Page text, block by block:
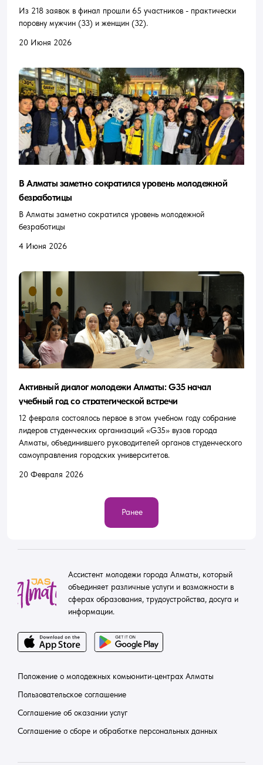
Из 218 заявок в финал прошли 65 участников - практически
поровну мужчин (33) и женщин (32).
20 Июня 2026
В Алматы заметно сократился уровень молодежной
безработицы
В Алматы заметно сократился уровень молодежной
безработицы
4 Июня 2026
Активный диалог молодежи Алматы: G35 начал
учебный год со стратегической встречи
12 февраля состоялось первое в этом учебном году собрание
лидеров студенческих организаций «G35» вузов города
Алматы, объединившего руководителей органов студенческого
самоуправления городских университетов.
20 Февраля 2026
Ранее
Положение о молодежных комьюнити-центрах Алматы
Пользовательское соглашение
Соглашение об оказании услуг
Соглашение о сборе и обработке персональных данных
Ассистент молодежи города Алматы, который
объединяет различные услуги и возможности в
сферах образования, трудоустройства, досуга и
информации.